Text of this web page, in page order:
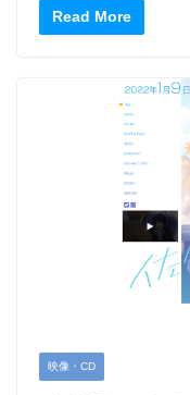
Read More
映像・CD